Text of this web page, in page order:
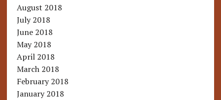
August 2018
July 2018
June 2018
May 2018
April 2018
March 2018
February 2018
January 2018